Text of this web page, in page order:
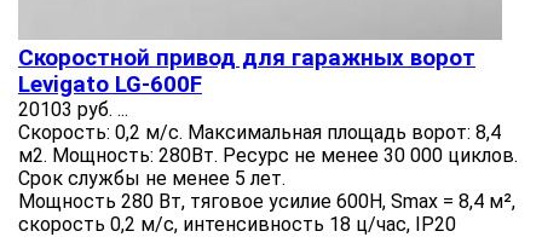
Скоростной привод для гаражных ворот
Levigato LG-600F
20103 руб. ...
Скорость: 0,2 м/с. Максимальная площадь ворот: 8,4
м2. Мощность: 280Вт. Ресурс не менее 30 000 циклов.
Срок службы не менее 5 лет.
Мощность 280 Вт, тяговое усилие 600Н, Smax = 8,4 м²,
скорость 0,2 м/с, интенсивность 18 ц/час, IP20